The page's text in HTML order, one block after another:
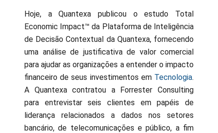
Hoje, a Quantexa publicou o estudo Total
Economic Impact™ da Plataforma de Inteligência
de Decisão Contextual da Quantexa, fornecendo
uma análise de justificativa de valor comercial
para ajudar as organizações a entender o impacto
financeiro de seus investimentos em Tecnologia.
A Quantexa contratou a Forrester Consulting
para entrevistar seis clientes em papéis de
liderança relacionados a dados nos setores
bancário, de telecomunicações e público, a fim